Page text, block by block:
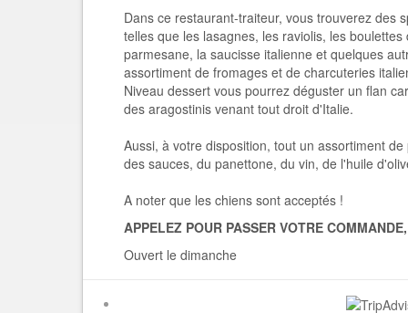
Dans ce restaurant-traiteur, vous trouverez des
telles que les lasagnes, les raviolis, les
parmesane, la saucisse italienne et quelques
assortiment de fromages et de charcuteries
Niveau dessert vous pourrez déguster un flan
des aragostinis venant tout droit d'Italie.
Aussi, à votre disposition, tout un assortiment
des sauces, du panettone, du vin, de l'huile
A noter que les chiens sont acceptés !
APPELEZ POUR PASSER VOTRE
Ouvert le dimanche